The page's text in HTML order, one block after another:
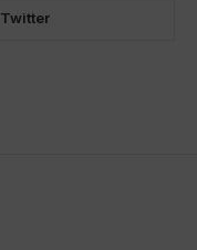
Twitter